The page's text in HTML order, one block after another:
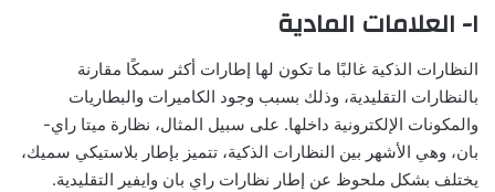
١- العلامات المادية
النظارات الذكية غالبًا ما تكون لها إطارات أكثر سمكًا مقارنة
بالنظارات التقليدية، وذلك بسبب وجود الكاميرات والبطاريات
والمكونات الإلكترونية داخلها. على سبيل المثال، نظارة ميتا راي-
بان، وهي الأشهر بين النظارات الذكية، تتميز بإطار بلاستيكي سميك،
يختلف بشكل ملحوظ عن إطار نظارات راي بان وايفير التقليدية.